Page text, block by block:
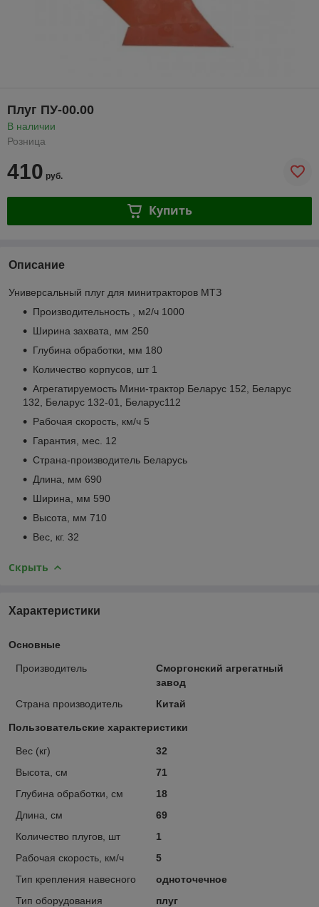
Плуг ПУ-00.00
В наличии
Розница
410 руб.
Купить
Описание
Универсальный плуг для минитракторов МТЗ
Производительность , м2/ч 1000
Ширина захвата, мм 250
Глубина обработки, мм 180
Количество корпусов, шт 1
Агрегатируемость Мини-трактор Беларус 152, Беларус
132, Беларус 132-01, Беларус112
Рабочая скорость, км/ч 5
Гарантия, мес. 12
Страна-производитель Беларусь
Длина, мм 690
Ширина, мм 590
Высота, мм 710
Вес, кг. 32
Скрыть
Характеристики
Основные
Производитель
Сморгонский агрегатный
завод
Страна производитель
Китай
Пользовательские характеристики
Вес (кг)
32
Высота, см
71
Глубина обработки, см
18
Длина, см
69
Количество плугов, шт
1
Рабочая скорость, км/ч
5
Тип крепления навесного
одноточечное
Тип оборудования
плуг